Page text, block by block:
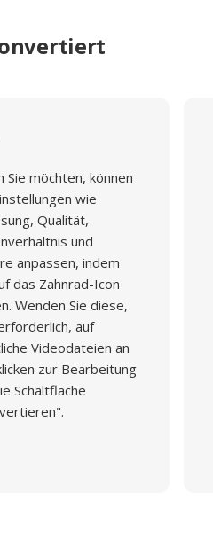
Sie möchten, können
wie
Qualität,
und
anpassen, indem
das Zahnrad-Icon
Wenden Sie diese,
auf
Videodateien an
zur Bearbeitung
Schaltfläche